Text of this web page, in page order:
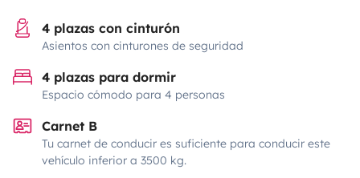
4 plazas con cinturón
Asientos con cinturones de seguridad
4 plazas para dormir
Espacio cómodo para 4 personas
Carnet B
Tu carnet de conducir es suficiente para conducir este
vehículo inferior a 3500 kg.